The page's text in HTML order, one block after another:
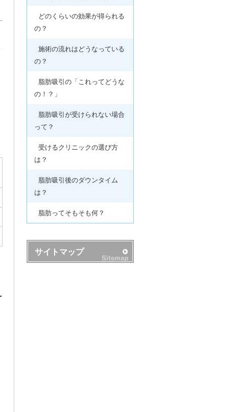
どのくらいの効果が得られる
の？
施術の流れはどうなっている
の？
脂肪吸引の「これってどうな
の！？」
脂肪吸引が受けられない場合
って？
受けるクリニックの選び方
は？
脂肪吸引後のダウンタイム
は？
脂肪ってそもそも何？
サイトマップ